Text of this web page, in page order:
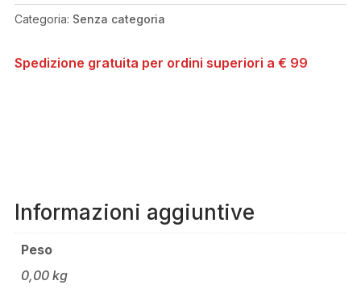
27.2MM
QUANTITÀ
Categoria: Senza categoria
Spedizione gratuita per ordini superiori a € 99
Informazioni aggiuntive
Peso
0,00 kg